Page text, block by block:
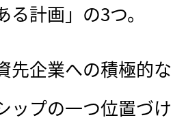
計画」の3つ。
先企業への積極的
ップの一つ位置づ